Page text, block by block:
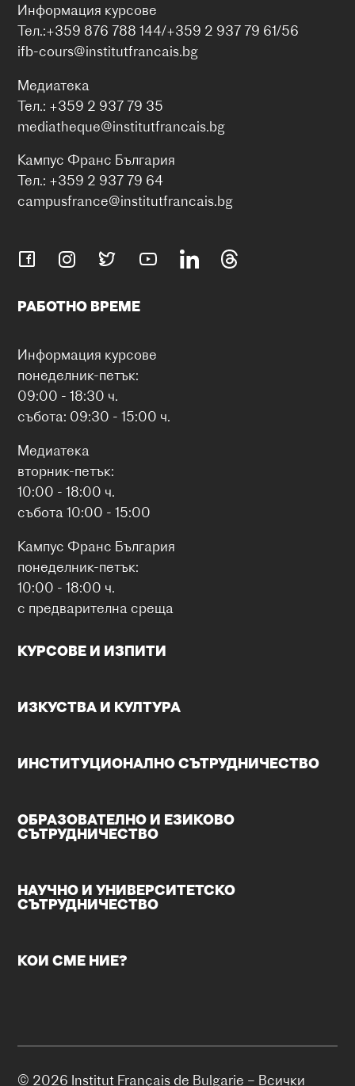
Информация курсове
Тел.:+359 876 788 144/+359 2 937 79 61/56
ifb-cours@institutfrancais.bg
Медиатека
Тел.: +359 2 937 79 35
mediatheque@institutfrancais.bg
Кампус Франс България
Тел.: +359 2 937 79 64
campusfrance@institutfrancais.bg
РАБОТНО ВРЕМЕ
Информация курсове
понеделник-петък:
09:00 - 18:30 ч.
събота: 09:30 - 15:00 ч.
Медиатека
вторник-петък:
10:00 - 18:00 ч.
събота 10:00 - 15:00
Кампус Франс България
понеделник-петък:
10:00 - 18:00 ч.
с предварителна среща
КУРСОВЕ И ИЗПИТИ
ИЗКУСТВА И КУЛТУРА
ИНСТИТУЦИОНАЛНО СЪТРУДНИЧЕСТВО
ОБРАЗОВАТЕЛНО И ЕЗИКОВО
СЪТРУДНИЧЕСТВО
НАУЧНО И УНИВЕРСИТЕТСКО
СЪТРУДНИЧЕСТВО
КОИ СМЕ НИЕ?
© 2026 Institut Français de Bulgarie – Всички